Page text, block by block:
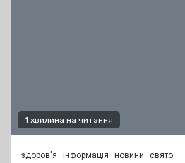
1 хвилина на читання
здоров'я інформація новини свято